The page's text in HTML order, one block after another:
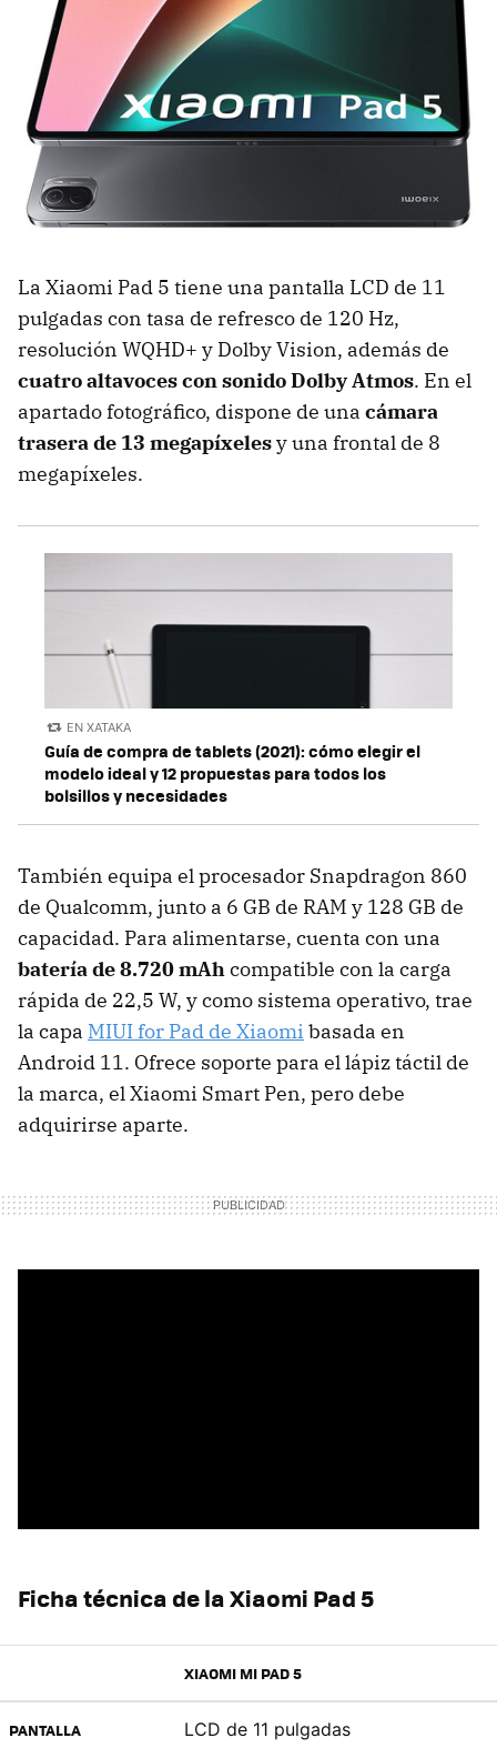
La Xiaomi Pad 5 tiene una pantalla LCD de 11
pulgadas con tasa de refresco de 120 Hz,
resolución WQHD+ y Dolby Vision, además de
cuatro altavoces con sonido Dolby Atmos. En el
apartado fotográfico, dispone de una cámara
trasera de 13 megapíxelesy una frontal de 8
megapíxeles.
EN XATAKA
Guía de compra de tablets (2021): cómo elegir el
modelo ideal y 12 propuestas para todos los
bolsillos y necesidades
También equipa el procesador Snapdragon 860
de Qualcomm, junto a 6 GB de RAM y 128 GB de
capacidad. Para alimentarse, cuenta con una
batería de 8.720 mAhcompatible con la carga
rápida de 22,5 W, y como sistema operativo, trae
la capa MIUI for Pad de Xiaomi basada en
Android 11. Ofrece soporte para el lápiz táctil de
la marca, el Xiaomi Smart Pen, pero debe
adquirirse aparte.
Ficha técnica de la Xiaomi Pad 5
XIAOMI MI PAD 5
PANTALLA
LCD de 11 pulgadas